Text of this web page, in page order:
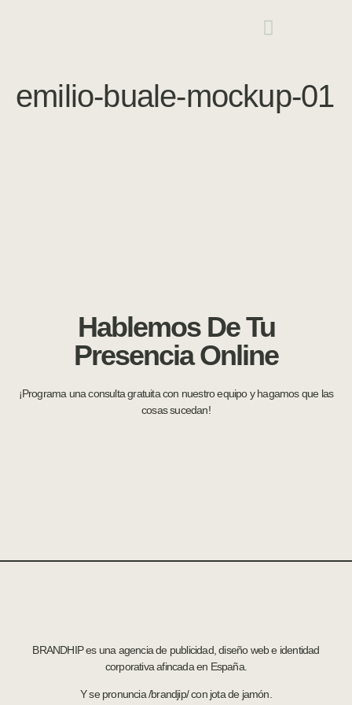
emilio-buale-mockup-01
Hablemos De Tu
Presencia Online
¡Programa una consulta gratuita con nuestro equipo y hagamos que las
cosas sucedan!
BRANDHIP es una agencia de publicidad, diseño web e identidad
corporativa afincada en España.
Y se pronuncia /brandjip/ con jota de jamón.